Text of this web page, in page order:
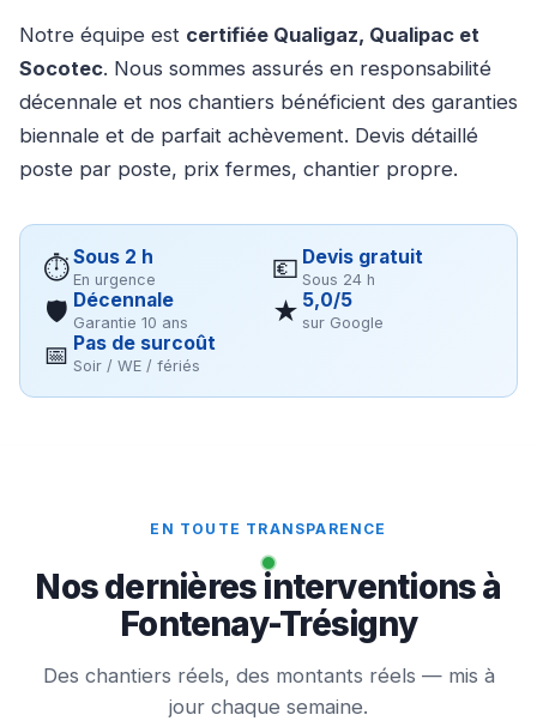
Notre équipe est certifiée Qualigaz, Qualipac et
Socotec. Nous sommes assurés en responsabilité
décennale et nos chantiers bénéficient des garanties
biennale et de parfait achèvement. Devis détaillé
poste par poste, prix fermes, chantier propre.
⏱Sous 2 h
En urgence 💶 Devis gratuit
Sous 24 h
🛡 Décennale
Garantie 10 ans ★ 5,0/5
sur Google
📅 Pas de surcoût
Soir / WE / fériés
EN TOUTE TRANSPARENCE
Nos dernières interventions à
Fontenay-Trésigny
Des chantiers réels, des montants réels — mis à
jour chaque semaine.